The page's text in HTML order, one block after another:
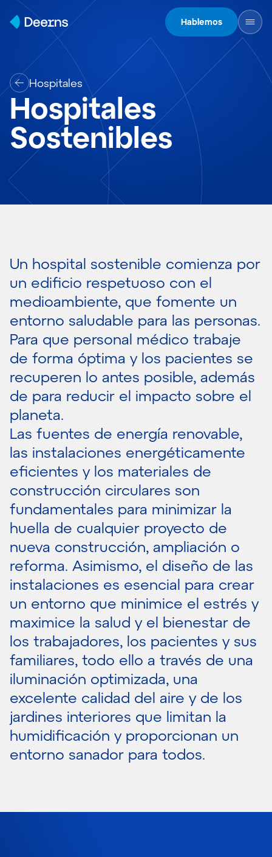
Skip to content
Hablemos
Hospitales
Hospitales
Sostenibles
Un hospital sostenible comienza por
un edificio respetuoso con el
medioambiente, que fomente un
entorno saludable para las personas.
Para que personal médico trabaje
de forma óptima y los pacientes se
recuperen lo antes posible, además
de para reducir el impacto sobre el
planeta.
Las fuentes de energía renovable,
las instalaciones energéticamente
eficientes y los materiales de
construcción circulares son
fundamentales para minimizar la
huella de cualquier proyecto de
nueva construcción, ampliación o
reforma. Asimismo, el diseño de las
instalaciones es esencial para crear
un entorno que minimice el estrés y
maximice la salud y el bienestar de
los trabajadores, los pacientes y sus
familiares, todo ello a través de una
iluminación optimizada, una
excelente calidad del aire y de los
jardines interiores que limitan la
humidificación y proporcionan un
entorno sanador para todos.